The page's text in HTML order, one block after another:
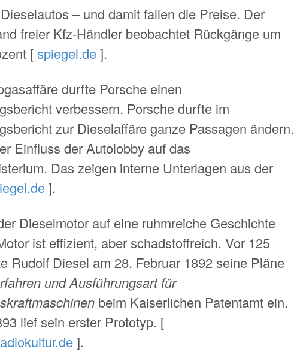
– und damit fallen die Preise. Der
freier Kfz-Händler beobachtet Rückgänge um
[spiegel.de].
durfte Porsche einen
verbessern. Porsche durfte im
zur Dieselaffäre ganze Passagen ändern.
Einfluss der Autolobby auf das
Das zeigen interne Unterlagen aus der
].
Dieselmotor auf eine ruhmreiche Geschichte
ist effizient, aber schadstoffreich. Vor 125
Rudolf Diesel am 28. Februar 1892 seine Pläne
und Ausführungsart für
beim Kaiserlichen Patentamt ein.
lief sein erster Prototyp. [
].